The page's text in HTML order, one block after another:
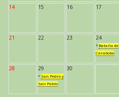
14 15 16 17
21 22 23 24
* Batalla de
Carabobo
28 29
* San Pedro y
San Pablo
30